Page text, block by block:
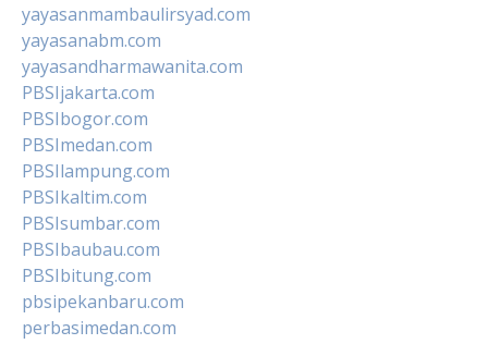
yayasanmambaulirsyad.com
yayasanabm.com
yayasandharmawanita.com
PBSIjakarta.com
PBSIbogor.com
PBSImedan.com
PBSIlampung.com
PBSIkaltim.com
PBSIsumbar.com
PBSIbaubau.com
PBSIbitung.com
pbsipekanbaru.com
perbasimedan.com